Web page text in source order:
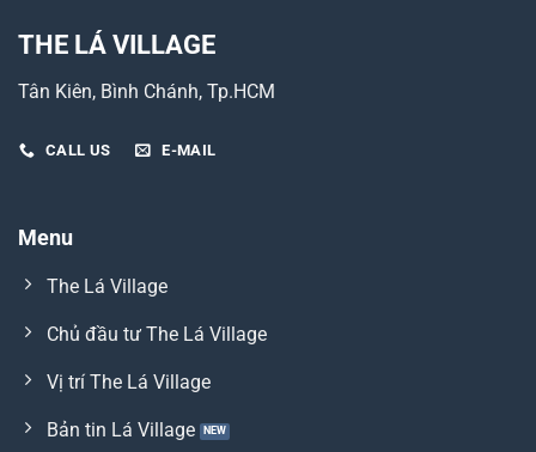
THE LÁ VILLAGE
Tân Kiên, Bình Chánh, Tp.HCM
CALL US E-MAIL
Menu
The Lá Village
Chủ đầu tư The Lá Village
Vị trí The Lá Village
Bản tin Lá Village